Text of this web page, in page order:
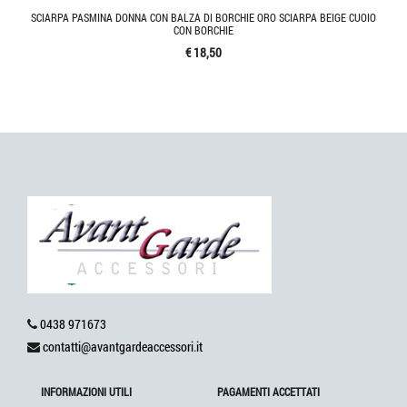
SCIARPA PASMINA DONNA CON BALZA DI BORCHIE ORO SCIARPA BEIGE CUOIO
CON BORCHIE
€ 18,50
0438 971673
contatti@avantgardeaccessori.it
INFORMAZIONI UTILI PAGAMENTI ACCETTATI